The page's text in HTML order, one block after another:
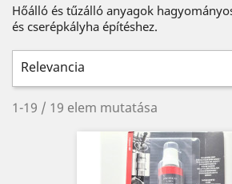
Hőálló és tűzálló anyagok
és cserépkályha építéshez.
Relevancia
1-19 / 19 elem mutatása